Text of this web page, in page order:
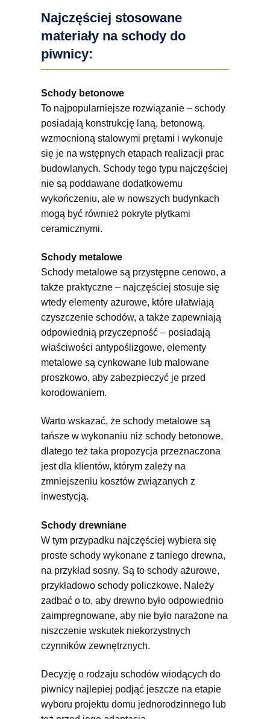
Najczęściej stosowane
materiały na schody do
piwnicy:
Schody betonowe
To najpopularniejsze rozwiązanie – schody
posiadają konstrukcję laną, betonową,
wzmocnioną stalowymi prętami i wykonuje
się je na wstępnych etapach realizacji prac
budowlanych. Schody tego typu najczęściej
nie są poddawane dodatkowemu
wykończeniu, ale w nowszych budynkach
mogą być również pokryte płytkami
ceramicznymi.
Schody metalowe
Schody metalowe są przystępne cenowo, a
także praktyczne – najczęściej stosuje się
wtedy elementy ażurowe, które ułatwiają
czyszczenie schodów, a także zapewniają
odpowiednią przyczepność – posiadają
właściwości antypoślizgowe, elementy
metalowe są cynkowane lub malowane
proszkowo, aby zabezpieczyć je przed
korodowaniem.
Warto wskazać, że schody metalowe są
tańsze w wykonaniu niż schody betonowe,
dlatego też taka propozycja przeznaczona
jest dla klientów, którym zależy na
zmniejszeniu kosztów związanych z
inwestycją.
Schody drewniane
W tym przypadku najczęściej wybiera się
proste schody wykonane z taniego drewna,
na przykład sosny. Są to schody ażurowe,
przykładowo schody policzkowe. Należy
zadbać o to, aby drewno było odpowiednio
zaimpregnowane, aby nie było narażone na
niszczenie wskutek niekorzystnych
czynników zewnętrznych.
Decyzję o rodzaju schodów wiodących do
piwnicy najlepiej podjąć jeszcze na etapie
wyboru projektu domu jednorodzinnego lub